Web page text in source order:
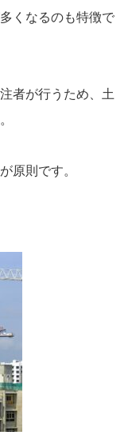
くなるのも特徴で
者が行うため、土
原則です。